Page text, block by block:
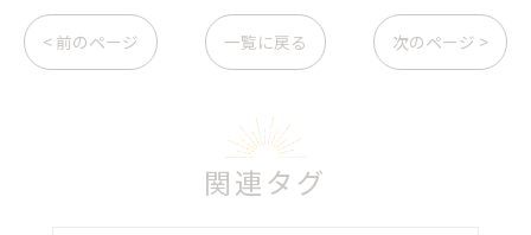
< 前のページ 一覧に戻る 次のページ >
関連タグ